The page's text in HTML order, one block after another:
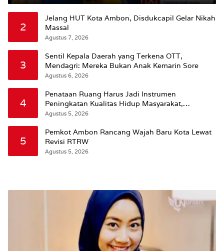
2
Jelang HUT Kota Ambon, Disdukcapil Gelar Nikah
Massal
Agustus 7, 2026
3
Sentil Kepala Daerah yang Terkena OTT,
Mendagri: Mereka Bukan Anak Kemarin Sore
Agustus 6, 2026
4
Penataan Ruang Harus Jadi Instrumen
Peningkatan Kualitas Hidup Masyarakat,
Wattimena: Revisi RT-RW Ditetapkan Pemkot
Agustus 5, 2026
5
Pemkot Ambon Rancang Wajah Baru Kota Lewat
Revisi RTRW
Agustus 5, 2026